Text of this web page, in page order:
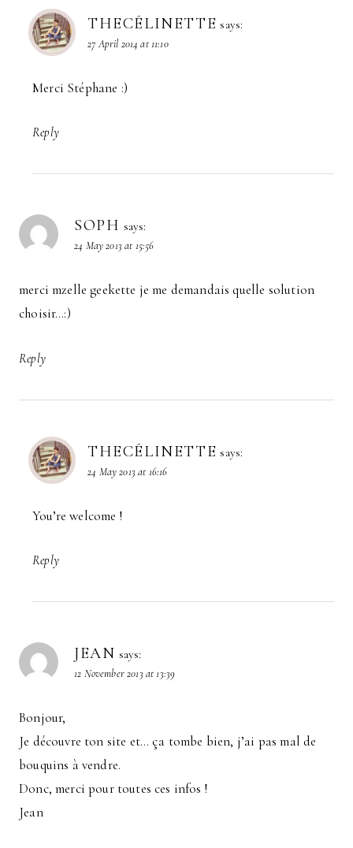
THECÉLINETTE says:
27 April 2014 at 11:10
Merci Stéphane :)
Reply
SOPH says:
24 May 2013 at 15:56
merci mzelle geekette je me demandais quelle solution
choisir…:)
Reply
THECÉLINETTE says:
24 May 2013 at 16:16
You’re welcome !
Reply
JEAN says:
12 November 2013 at 13:39
Bonjour,
Je découvre ton site et… ça tombe bien, j’ai pas mal de
bouquins à vendre.
Donc, merci pour toutes ces infos !
Jean